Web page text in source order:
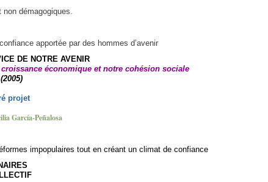
démagogiques.
apportée par des hommes d’avenir
DE NOTRE AVENIR
économique et notre cohésion sociale
projet
García-Peñalosa
impopulaires tout en créant un climat de confiance